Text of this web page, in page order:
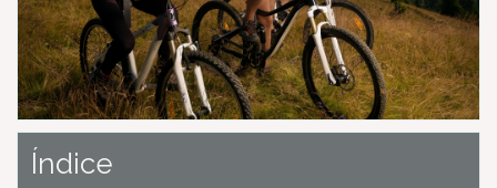
u
s
Índice